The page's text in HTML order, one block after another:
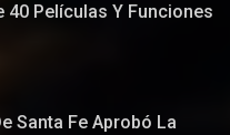
40 Películas Y Funciones
Santa Fe Aprobó La